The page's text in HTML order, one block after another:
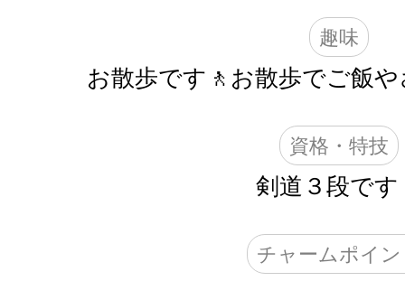
趣味
お散歩です🚶お散歩でご飯
資格・特技
剣道３段です
チャームポイ